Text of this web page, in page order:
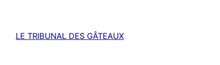
LE TRIBUNAL DES GÂTEAUX